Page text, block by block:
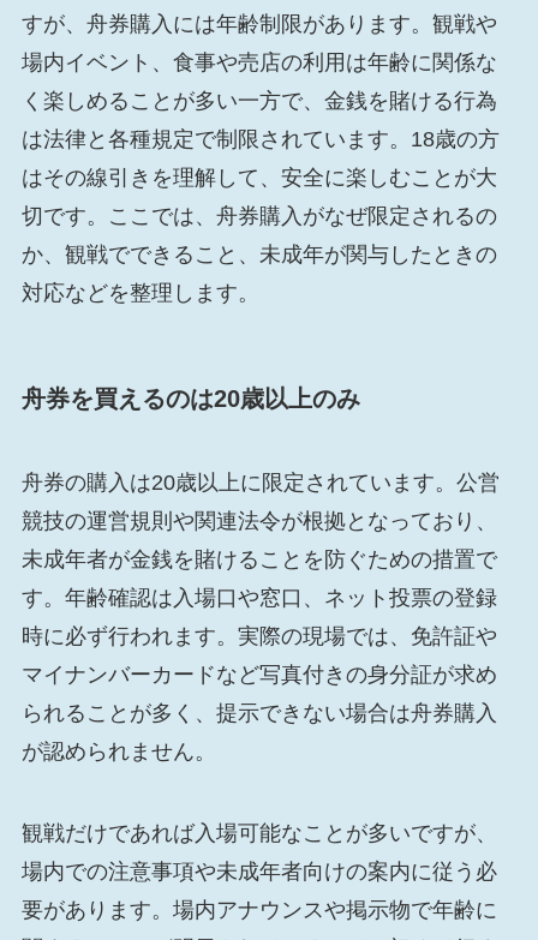
すが、舟券購入には年齢制限があります。観戦や
場内イベント、食事や売店の利用は年齢に関係な
く楽しめることが多い一方で、金銭を賭ける行為
は法律と各種規定で制限されています。18歳の方
はその線引きを理解して、安全に楽しむことが大
切です。ここでは、舟券購入がなぜ限定されるの
か、観戦でできること、未成年が関与したときの
対応などを整理します。
舟券を買えるのは20歳以上のみ
舟券の購入は20歳以上に限定されています。公営
競技の運営規則や関連法令が根拠となっており、
未成年者が金銭を賭けることを防ぐための措置で
す。年齢確認は入場口や窓口、ネット投票の登録
時に必ず行われます。実際の現場では、免許証や
マイナンバーカードなど写真付きの身分証が求め
られることが多く、提示できない場合は舟券購入
が認められません。
観戦だけであれば入場可能なことが多いですが、
場内での注意事項や未成年者向けの案内に従う必
要があります。場内アナウンスや掲示物で年齢に